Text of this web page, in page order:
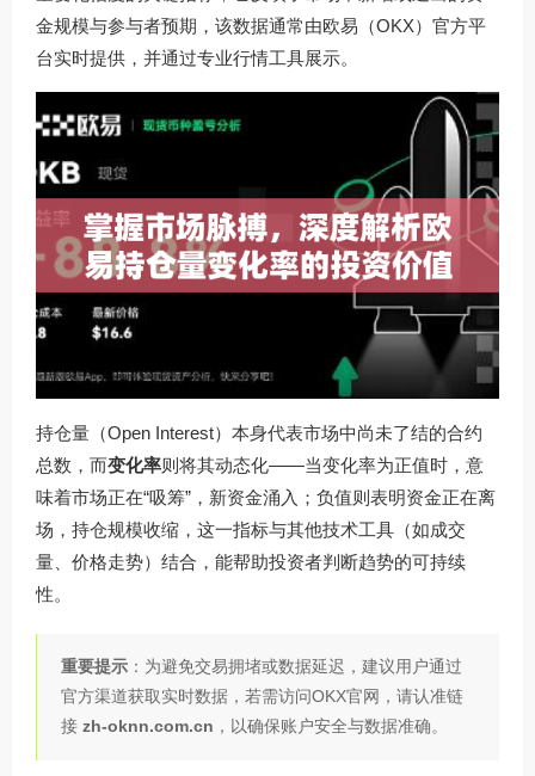
金规模与参与者预期，该数据通常由欧易（OKX）官方平
台实时提供，并通过专业行情工具展示。
持仓量（Open Interest）本身代表市场中尚未了结的合约
总数，而变化率则将其动态化——当变化率为正值时，意
味着市场正在“吸筹”，新资金涌入；负值则表明资金正在离
场，持仓规模收缩，这一指标与其他技术工具（如成交
量、价格走势）结合，能帮助投资者判断趋势的可持续
性。
重要提示 ：为避免交易拥堵或数据延迟，建议用户通过
官方渠道获取实时数据，若需访问OKX官网，请认准链
接 zh-oknn.com.cn ，以确保账户安全与数据准确。